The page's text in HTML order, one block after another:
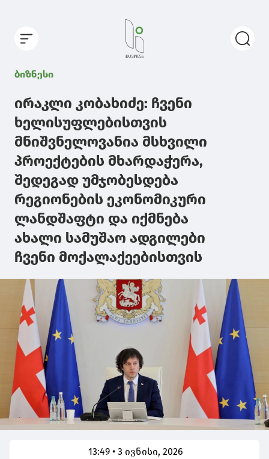
ბიზნესი
ირაკლი კობახიძე: ჩვენი
ხელისუფლებისთვის
მნიშვნელოვანია მსხვილი
პროექტების მხარდაჭერა,
შედეგად უმჯობესდება
რეგიონების ეკონომიკური
ლანდშაფტი და იქმნება
ახალი სამუშაო ადგილები
ჩვენი მოქალაქეებისთვის
13:49 • 3 ივნისი, 2026